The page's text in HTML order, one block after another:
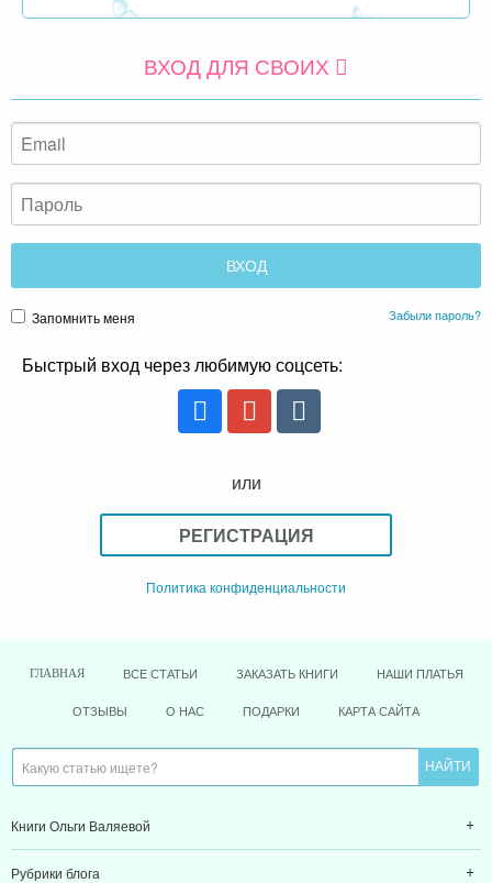
ВХОД ДЛЯ СВОИХ
Запомнить меня Забыли пароль?
Быстрый вход через любимую соцсеть:
или
РЕГИСТРАЦИЯ
Политика конфиденциальности
ГЛАВНАЯ ВСЕ СТАТЬИ ЗАКАЗАТЬ КНИГИ НАШИ ПЛАТЬЯ
ОТЗЫВЫ О НАС ПОДАРКИ КАРТА САЙТА
Книги Ольги Валяевой
Рубрики блога